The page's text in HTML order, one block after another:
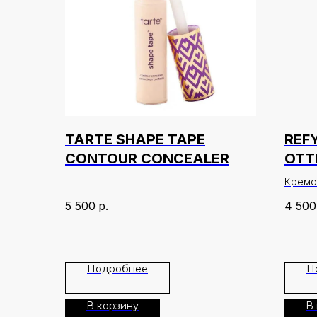
TARTE SHAPE TAPE
CONTOUR CONCEALER
5 500 р.
Подробнее
В корзину
4 500
В